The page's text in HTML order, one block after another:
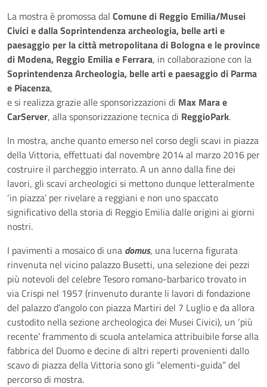
La mostra è promossa dal Comune di Reggio Emilia/Musei
Civici e dalla Soprintendenza archeologia, belle arti e
paesaggio per la città metropolitana di Bologna e le province
di Modena, Reggio Emilia e Ferrara, in collaborazione con la
Soprintendenza Archeologia, belle arti e paesaggio di Parma
e Piacenza,
e si realizza grazie alle sponsorizzazioni di Max Mara e
CarServer, alla sponsorizzazione tecnica di ReggioPark.
In mostra, anche quanto emerso nel corso degli scavi in piazza
della Vittoria, effettuati dal novembre 2014 al marzo 2016 per
costruire il parcheggio interrato. A un anno dalla fine dei
lavori, gli scavi archeologici si mettono dunque letteralmente
‘in piazza’ per rivelare a reggiani e non uno spaccato
significativo della storia di Reggio Emilia dalle origini ai giorni
nostri.
I pavimenti a mosaico di una domus, una lucerna figurata
rinvenuta nel vicino palazzo Busetti, una selezione dei pezzi
più notevoli del celebre Tesoro romano-barbarico trovato in
via Crispi nel 1957 (rinvenuto durante li lavori di fondazione
del palazzo d’angolo con piazza Martiri del 7 Luglio e da allora
custodito nella sezione archeologica dei Musei Civici), un ‘più
recente’ frammento di scuola antelamica attribuibile forse alla
fabbrica del Duomo e decine di altri reperti provenienti dallo
scavo di piazza della Vittoria sono gli “elementi-guida” del
percorso di mostra.